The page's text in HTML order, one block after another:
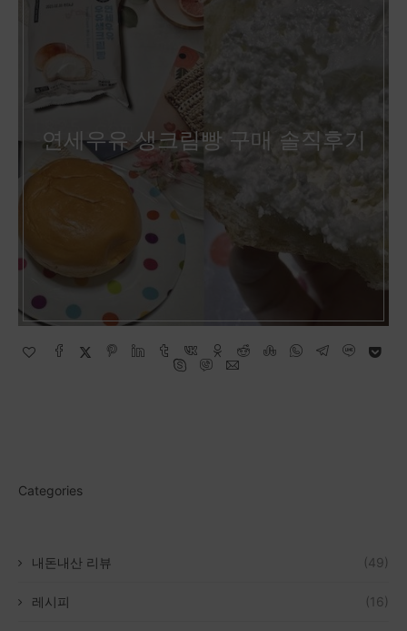
연세우유 생크림빵 구매 솔직후기
Categories
내돈내산 리뷰 (49)
레시피 (16)